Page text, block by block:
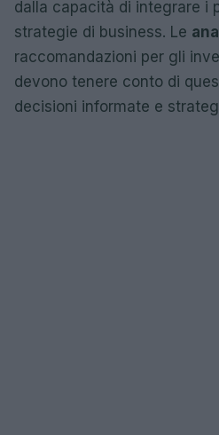
dalla capacità di integrare i
strategie di business. Le
raccomandazioni per gli
devono tenere conto di
decisioni informate e